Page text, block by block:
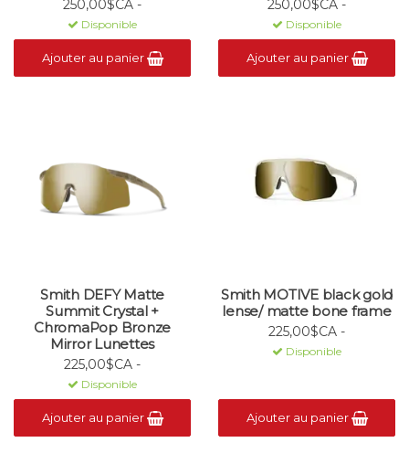
250,00$CA -
Disponible
Ajouter au panier
250,00$CA -
Disponible
Ajouter au panier
Smith DEFY Matte
Summit Crystal +
ChromaPop Bronze
Mirror Lunettes
225,00$CA -
Disponible
Ajouter au panier
Smith MOTIVE black gold
lense/ matte bone frame
225,00$CA -
Disponible
Ajouter au panier